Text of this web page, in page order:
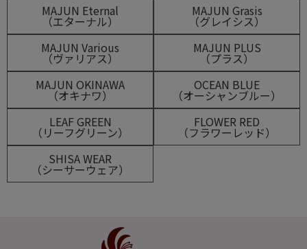
MAJUN Eternal
（エターナル）
MAJUN Grasis
（グレイシス）
MAJUN Various
（ヴァリアス）
MAJUN PLUS
（プラス）
MAJUN OKINAWA
（オキナワ）
OCEAN BLUE
（オーシャンブルー）
LEAF GREEN
（リーフグリーン）
FLOWER RED
（フラワーレッド）
SHISA WEAR
（シーサーウェア）